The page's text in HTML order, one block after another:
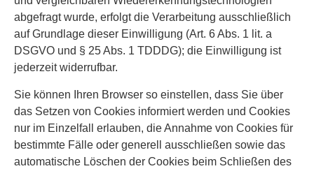
abgefragt wurde, erfolgt die Verarbeitung ausschließlich
auf Grundlage dieser Einwilligung (Art. 6 Abs. 1 lit. a
DSGVO und § 25 Abs. 1 TDDDG); die Einwilligung ist
jederzeit widerrufbar.
Sie können Ihren Browser so einstellen, dass Sie über
das Setzen von Cookies informiert werden und Cookies
nur im Einzelfall erlauben, die Annahme von Cookies für
bestimmte Fälle oder generell ausschließen sowie das
automatische Löschen der Cookies beim Schließen des